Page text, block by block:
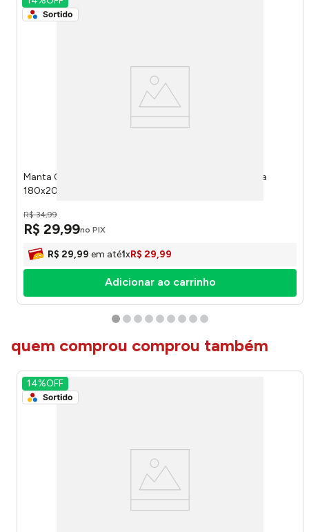
Manta Casal Outlet Estampada 100% Poliéster Sortida
180x200cm - Camesa
R$ 34,99
R$ 29,99no PIX
R$ 29,99 em até1xR$ 29,99
Adicionar ao carrinho
quem comprou comprou também
14%OFF